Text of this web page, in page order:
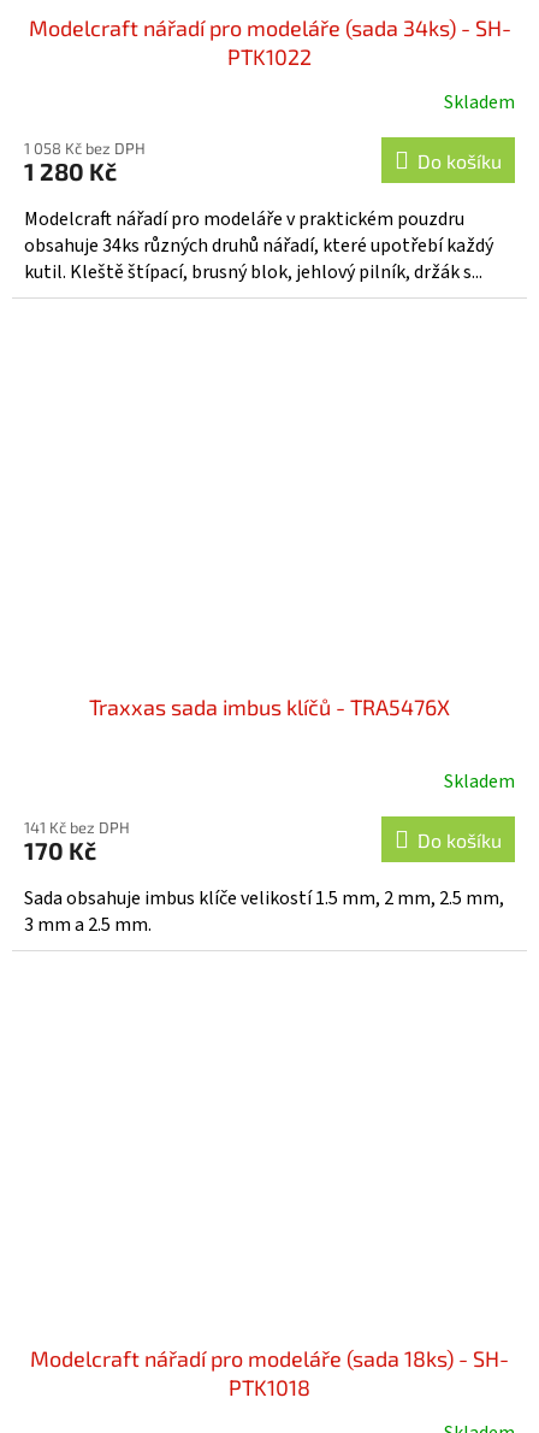
Modelcraft nářadí pro modeláře (sada 34ks) - SH-
PTK1022
Skladem
1 058 Kč bez DPH
1 280 Kč Do košíku
Modelcraft nářadí pro modeláře v praktickém pouzdru
obsahuje 34ks různých druhů nářadí, které upotřebí každý
kutil. Kleště štípací, brusný blok, jehlový pilník, držák s...
Traxxas sada imbus klíčů - TRA5476X
Skladem
141 Kč bez DPH
170 Kč Do košíku
Sada obsahuje imbus klíče velikostí 1.5 mm, 2 mm, 2.5 mm,
3 mm a 2.5 mm.
Modelcraft nářadí pro modeláře (sada 18ks) - SH-
PTK1018